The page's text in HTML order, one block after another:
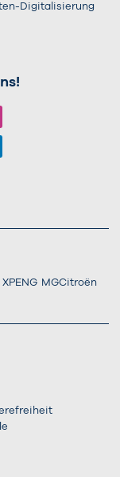
Digitalisierung
XPENG MGCitroën